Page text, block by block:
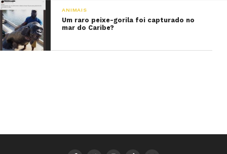
ANIMAIS
Um raro peixe-gorila foi capturado no
mar do Caribe?